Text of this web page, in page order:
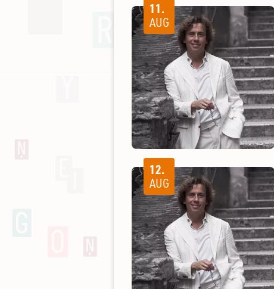
11.
AUG
12.
AUG